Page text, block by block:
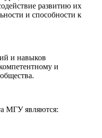
развитию их
и способности к
и навыков
и
МГУ являются: